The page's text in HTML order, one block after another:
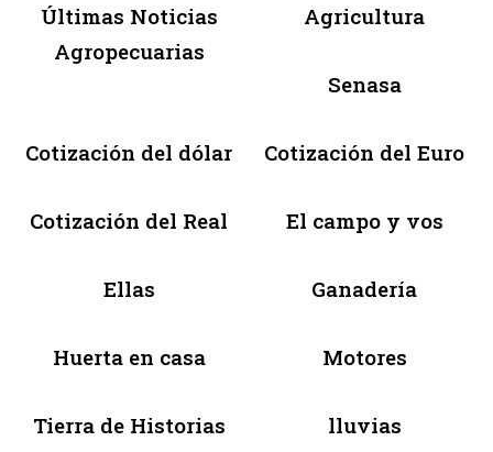
Últimas Noticias
Agropecuarias
Agricultura
Senasa
Cotización del dólar Cotización del Euro
Cotización del Real El campo y vos
Ellas Ganadería
Huerta en casa Motores
Tierra de Historias lluvias